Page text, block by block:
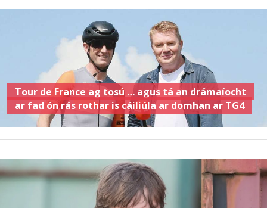
Tour de France ag tosú … agus tá an drámaíocht
ar fad ón rás rothar is cáiliúla ar domhan ar TG4